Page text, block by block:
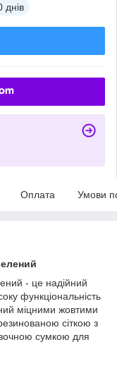
днів
Оплата Умови
- це надійний
функціональність
міцними жовтими
сіткою з
сумкою для